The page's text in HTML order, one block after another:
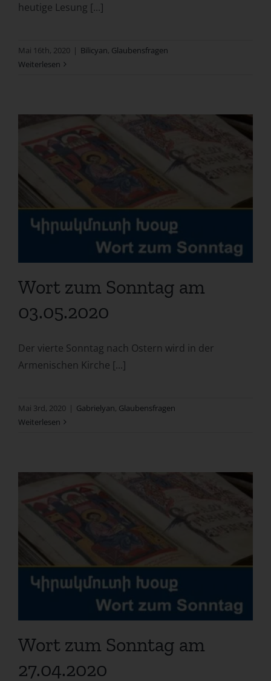
heutige Lesung [...]
Mai 16th, 2020 | Bilicyan, Glaubensfragen
Weiterlesen
Wort zum Sonntag am
03.05.2020
Der vierte Sonntag nach Ostern wird in der
Armenischen Kirche [...]
Mai 3rd, 2020 | Gabrielyan, Glaubensfragen
Weiterlesen
Wort zum Sonntag am
27.04.2020